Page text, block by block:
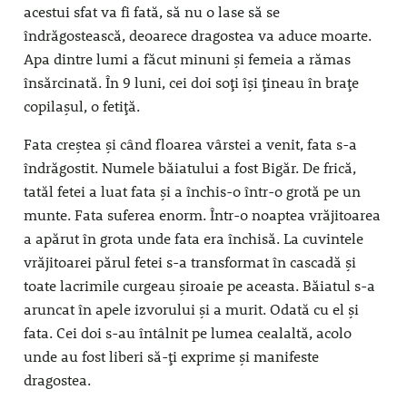
acestui sfat va fi fată, să nu o lase să se
îndrăgostească, deoarece dragostea va aduce moarte.
Apa dintre lumi a făcut minuni și femeia a rămas
însărcinată. În 9 luni, cei doi soți își țineau în brațe
copilașul, o fetiță.
Fata creștea și când floarea vârstei a venit, fata s-a
îndrăgostit. Numele băiatului a fost Bigăr. De frică,
tatăl fetei a luat fata și a închis-o într-o grotă pe un
munte. Fata suferea enorm. Într-o noaptea vrăjitoarea
a apărut în grota unde fata era închisă. La cuvintele
vrăjitoarei părul fetei s-a transformat în cascadă și
toate lacrimile curgeau șiroaie pe aceasta. Băiatul s-a
aruncat în apele izvorului și a murit. Odată cu el și
fata. Cei doi s-au întâlnit pe lumea cealaltă, acolo
unde au fost liberi să-ți exprime și manifeste
dragostea.